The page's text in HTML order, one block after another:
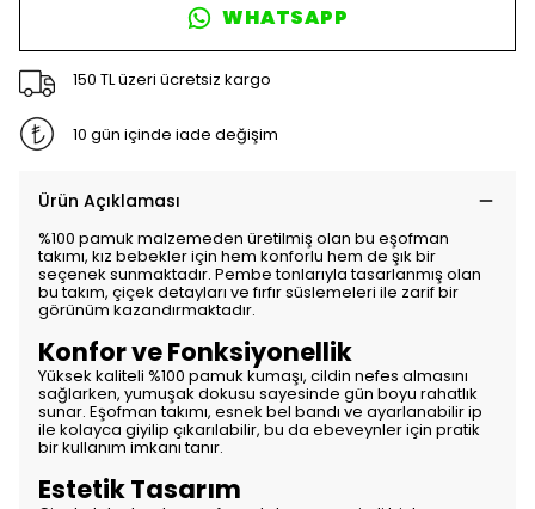
WHATSAPP
150 TL üzeri ücretsiz kargo
10 gün içinde iade değişim
Ürün Açıklaması
%100 pamuk malzemeden üretilmiş olan bu eşofman
takımı, kız bebekler için hem konforlu hem de şık bir
seçenek sunmaktadır. Pembe tonlarıyla tasarlanmış olan
bu takım, çiçek detayları ve fırfır süslemeleri ile zarif bir
görünüm kazandırmaktadır.
Konfor ve Fonksiyonellik
Yüksek kaliteli %100 pamuk kumaşı, cildin nefes almasını
sağlarken, yumuşak dokusu sayesinde gün boyu rahatlık
sunar. Eşofman takımı, esnek bel bandı ve ayarlanabilir ip
ile kolayca giyilip çıkarılabilir, bu da ebeveynler için pratik
bir kullanım imkanı tanır.
Estetik Tasarım